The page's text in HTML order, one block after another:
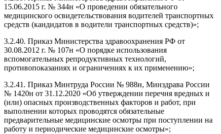
15.06.2015 г. № 344н «О проведении обязательного
медицинского освидетельствования водителей транспортных
средств (кандидатов в водители транспортных средств)»;
3.2.40. Приказ Министерства здравоохранения РФ от
30.08.2012 г. № 107н «О порядке использования
вспомогательных репродуктивных технологий,
противопоказаниях и ограничениях к их применению»;
3.2.41. Приказ Минтруда России № 988н, Минздрава России
№ 1420н от 31.12.2020 «Об утверждении перечня вредных и
(или) опасных производственных факторов и работ, при
выполнении которых проводятся обязательные
предварительные медицинские осмотры при поступлении на
работу и периодические медицинские осмотры»;